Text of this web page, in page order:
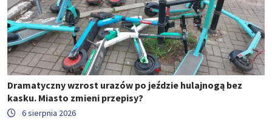
Dramatyczny wzrost urazów po jeździe hulajnogą bez
kasku. Miasto zmieni przepisy?
6 sierpnia 2026